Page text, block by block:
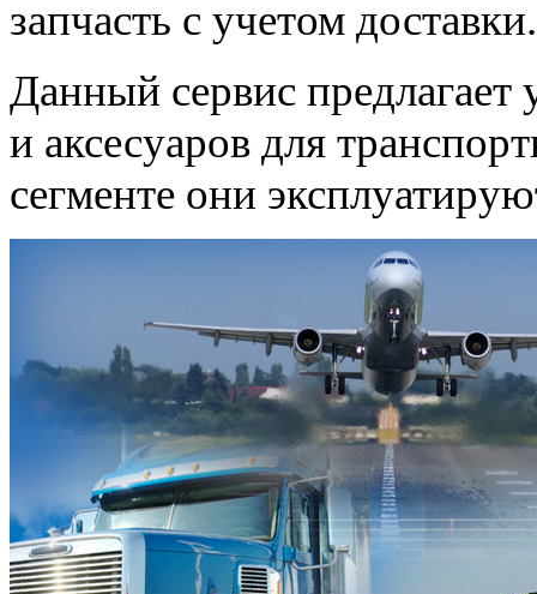
запчасть с учетом доставки.
Данный сервис предлагает
и аксесуаров для
сегменте они